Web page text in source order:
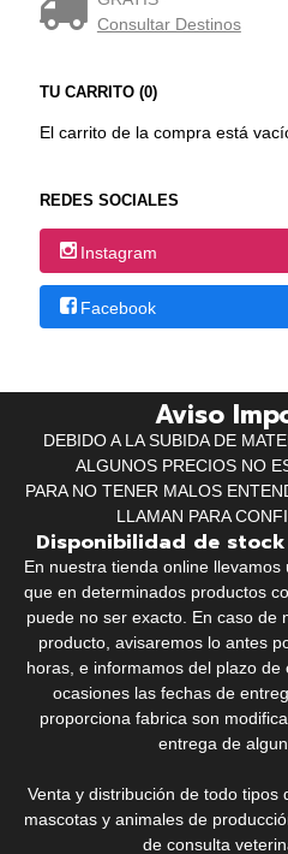
Consultar Destinos
TU CARRITO (0)
El carrito de la compra está
REDES SOCIALES
Instagram
Facebook
Aviso
DEBIDO A LA SUBIDA DE
ALGUNOS PRECIOS NO
PARA NO TENER MALOS
LLAMAN PARA
Disponibilidad de
En nuestra tienda online
que en determinados productos
puede no ser exacto. En caso de
producto, avisaremos lo antes
horas, e informamos del plazo
ocasiones las fechas de
proporciona fabrica son
entrega de
Venta y distribución de todo tipos
mascotas y animales de
de consulta